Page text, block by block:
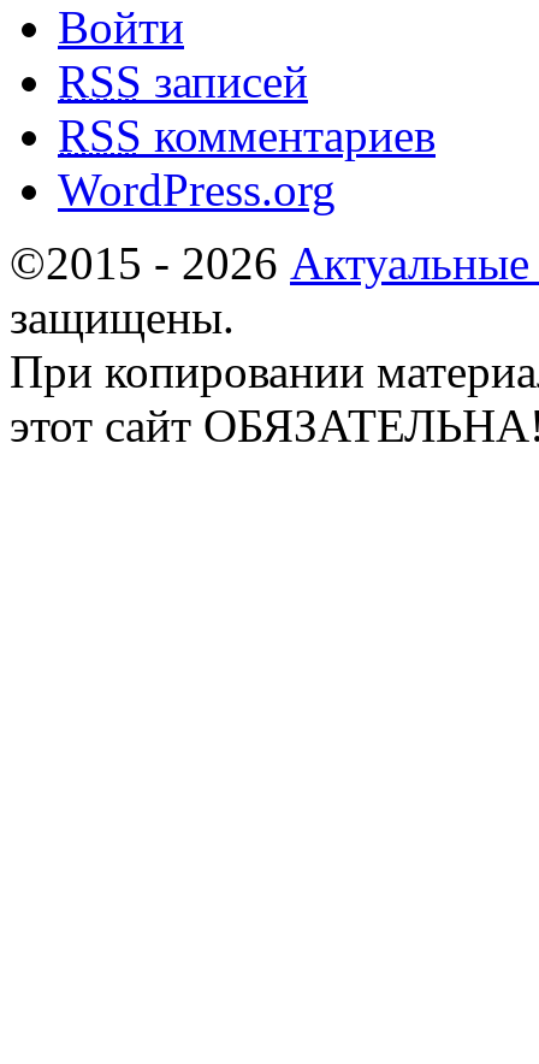
Войти
RSS записей
RSS комментариев
WordPress.org
©2015 - 2026
защищены.
При копировании
этот сайт